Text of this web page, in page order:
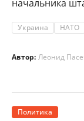
начальника
Украина НАТО
Автор: Леонид
Политика